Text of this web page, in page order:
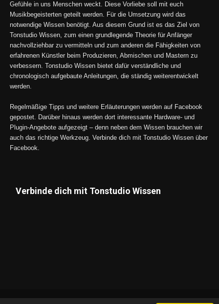
Gefühle in uns Menschen weckt. Diese Vorliebe soll mit euch
Musikbegeisterten geteilt werden. Für die Umsetzung wird das
notwendige Wissen benötigt. Aus diesem Grund ist es das Ziel von
Tonstudio Wissen, zum einen grundlegende Theorie für Anfänger
nachvollziehbar zu vermitteln und zum anderen die Fähigkeiten von
erfahrenen Künstler beim Produzieren, Abmischen und Mastern zu
verbessern. Tonstudio Wissen bietet dafür verständliche und
chronologisch aufgebaute Anleitungen, die ständig weiterentwickelt
werden.
Regelmäßige Tipps und weitere Erläuterungen werden auf Facebook
gepostet. Darüber hinaus werden dort interessante Hardware- und
Plugin-Angebote aufgezeigt – denn neben dem Wissen brauchen wir
auch das richtige Werkzeug. Verbinde dich mit Tonstudio Wissen über
Facebook.
Verbinde dich mit Tonstudio Wissen